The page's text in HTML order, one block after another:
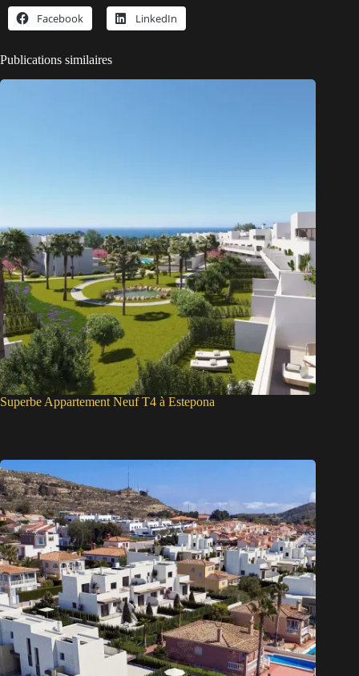
Facebook LinkedIn
Publications similaires
Superbe Appartement Neuf T4 à Estepona